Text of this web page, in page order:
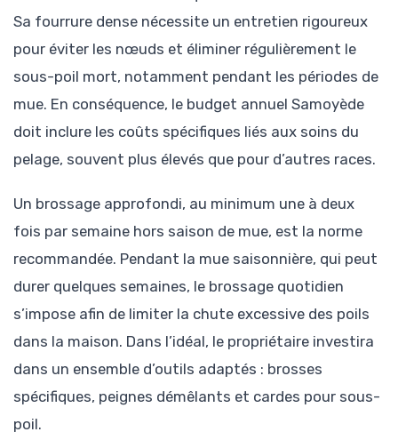
Sa fourrure dense nécessite un entretien rigoureux
pour éviter les nœuds et éliminer régulièrement le
sous-poil mort, notamment pendant les périodes de
mue. En conséquence, le budget annuel Samoyède
doit inclure les coûts spécifiques liés aux soins du
pelage, souvent plus élevés que pour d’autres races.
Un brossage approfondi, au minimum une à deux
fois par semaine hors saison de mue, est la norme
recommandée. Pendant la mue saisonnière, qui peut
durer quelques semaines, le brossage quotidien
s’impose afin de limiter la chute excessive des poils
dans la maison. Dans l’idéal, le propriétaire investira
dans un ensemble d’outils adaptés : brosses
spécifiques, peignes démêlants et cardes pour sous-
poil.